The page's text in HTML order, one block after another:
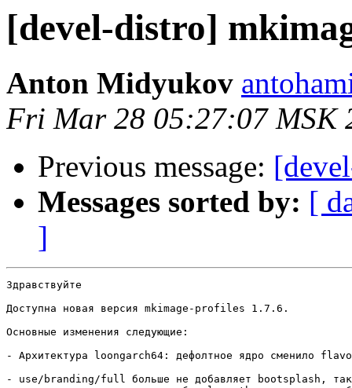
[devel-distro]
Anton Midyukov
Fri Mar 28 05:27:07 MSK
Previous message:
Messages sorted by: [
]
Здравствуйте
Доступна новая версия mkimage-profiles 1.7.6.
Основные изменения следующие:
- Архитектура loongarch64: дефолтное ядро сменило
- use/branding/full больше не добавляет bootsplash, так